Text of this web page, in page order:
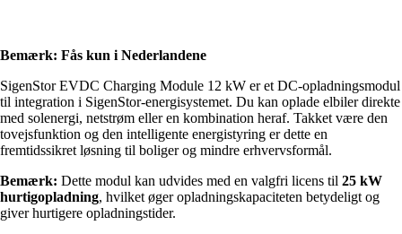
Bemærk: Fås kun i Nederlandene
SigenStor EVDC Charging Module 12 kW er et DC-opladningsmodul
til integration i SigenStor-energisystemet. Du kan oplade elbiler direkte
med solenergi, netstrøm eller en kombination heraf. Takket være den
tovejsfunktion og den intelligente energistyring er dette en
fremtidssikret løsning til boliger og mindre erhvervsformål.
Bemærk: Dette modul kan udvides med en valgfri licens til 25 kW
hurtigopladning, hvilket øger opladningskapaciteten betydeligt og
giver hurtigere opladningstider.